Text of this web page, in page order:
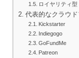
ロイヤリティ型
代表的なクラウ
Kickstarter
Indiegogo
GoFundMe
Patreon